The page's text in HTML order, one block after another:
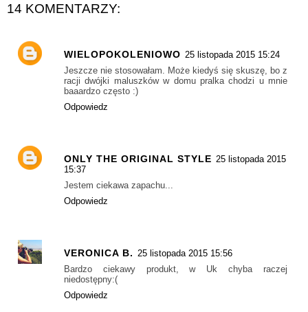
14 KOMENTARZY:
WIELOPOKOLENIOWO 25 listopada 2015 15:24
Jeszcze nie stosowałam. Może kiedyś się skuszę, bo z
racji dwójki maluszków w domu pralka chodzi u mnie
baaardzo często :)
Odpowiedz
ONLY THE ORIGINAL STYLE 25 listopada 2015
15:37
Jestem ciekawa zapachu...
Odpowiedz
VERONICA B. 25 listopada 2015 15:56
Bardzo ciekawy produkt, w Uk chyba raczej
niedostępny:(
Odpowiedz